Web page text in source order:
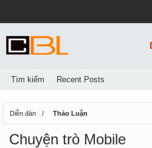
Diễn đàn Thảo Luận
Chuyện trò Mobile
Tìm kiếm Recent Posts